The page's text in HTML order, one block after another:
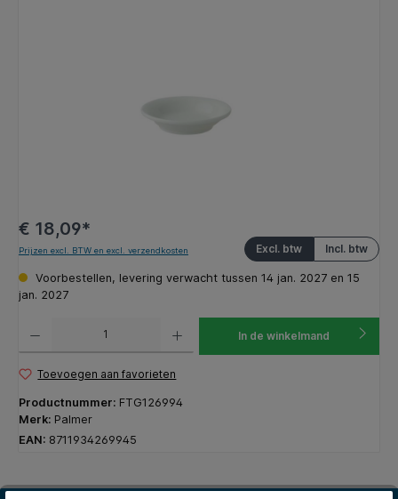
€ 18,09*
Incl. btw
Excl. btw
Prijzen excl. BTW en excl. verzendkosten
Voorbestellen, levering verwacht tussen 14 jan. 2027 en 15
jan. 2027
In de winkelmand
Toevoegen aan favorieten
Productnummer: FTG126994
Merk: Palmer
EAN: 8711934269945